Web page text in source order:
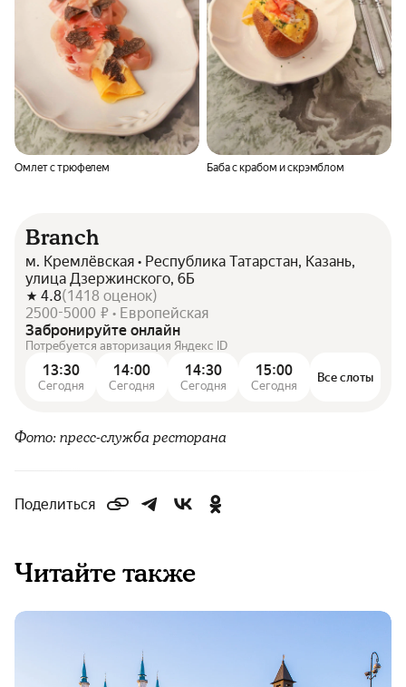
Омлет с трюфелем Баба с крабом и скрэмблом
Branch
м. Кремлёвская • Республика Татарстан, Казань,
улица Дзержинского, 6Б
4.8(1418 оценок)
2500-5000 ₽ • Европейская
Забронируйте онлайн
Потребуется авторизация Яндекс ID
13:30
Сегодня
14:00
Сегодня
14:30
Сегодня
15:00
Сегодня
Все слоты
Фото: пресс-служба ресторана
Поделиться
Читайте также